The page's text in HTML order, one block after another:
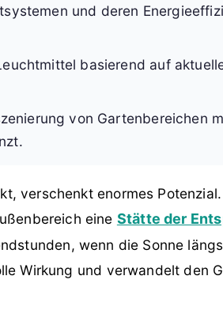
und deren
basierend auf
von Gartenbereichen
verschenkt enormes
eine Stätte der
wenn die Sonne
Wirkung und verwandelt den